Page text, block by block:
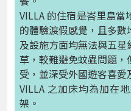
VILLA 的住宿是峇里島
的體驗渡假感覺，且多
及設施方面均無法與五
草，較難避免蚊蟲問題
受，並深受外國遊客喜愛
VILLA 之加床均為加在
架。